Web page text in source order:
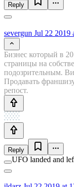
Reply
severgun Jul 22 2019
Бизнес который в
страницы на
подозрительным.
Продавать
репост.
Reply
UFO landed and